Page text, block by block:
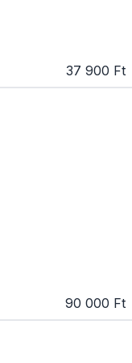
37 900 Ft
90 000 Ft